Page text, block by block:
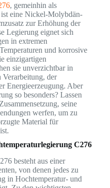
, gemeinhin als
eine Nickel-Molybdän-
zur Erhöhung der
Legierung eignet sich
in extremen
und korrosive
einzigartigen
sie unverzichtbar in
Verarbeitung, der
Energieerzeugung. Aber
so besonders? Lassen
seine
werfen, um zu
Material für
C276
besteht aus einer
von denen jedes zu
in Hochtemperatur- und